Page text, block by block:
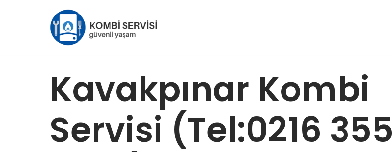
Kavakpınar Kombi
Servisi (Tel:0216 355